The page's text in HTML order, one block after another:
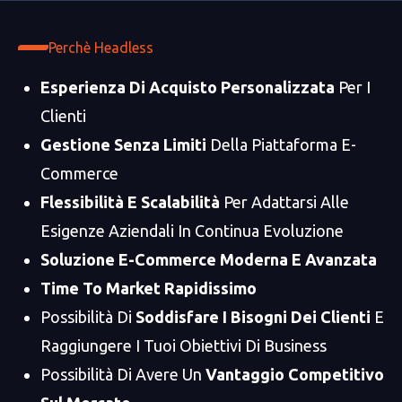
Perchè Headless
Esperienza Di Acquisto Personalizzata Per I
Clienti
Gestione Senza Limiti Della Piattaforma E-
Commerce
Flessibilità E Scalabilità Per Adattarsi Alle
Esigenze Aziendali In Continua Evoluzione
Soluzione E-Commerce Moderna E Avanzata
Time To Market Rapidissimo
Possibilità Di Soddisfare I Bisogni Dei Clienti E
Raggiungere I Tuoi Obiettivi Di Business
Possibilità Di Avere Un Vantaggio Competitivo